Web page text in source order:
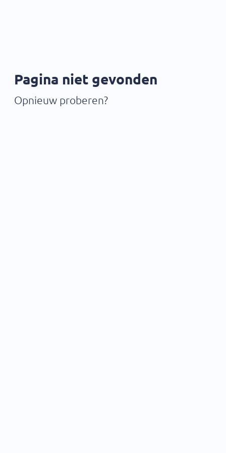
Pagina niet gevonden
Opnieuw proberen?